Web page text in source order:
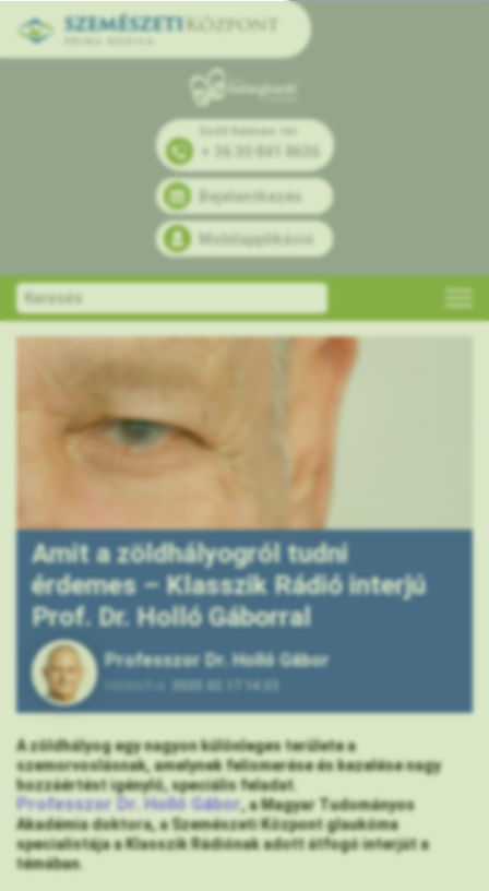
+ 36 30 841 8636
Bejelentkezés
Mobilapplikáció
Amit a zöldhályogról tudni
érdemes – Klasszik Rádió interjú
Prof. Dr. Holló Gáborral
Professzor Dr. Holló Gábor
2025.02.17 14:23
A zöldhályog egy nagyon különleges területe a
szemorvoslásnak, amelynek felismerése és kezelése nagy
hozzáértést igénylő, speciális feladat.
Professzor Dr. Holló Gábor, a Magyar Tudományos
Akadémia doktora, a Szemészeti Központ glaukóma
specialistája a Klasszik Rádiónak adott átfogó interjút a
témában.